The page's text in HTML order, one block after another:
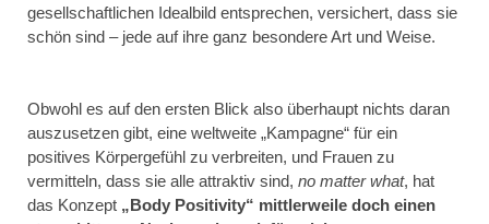
gesellschaftlichen Idealbild entsprechen, versichert, dass sie
schön sind – jede auf ihre ganz besondere Art und Weise.
Obwohl es auf den ersten Blick also überhaupt nichts daran
auszusetzen gibt, eine weltweite „Kampagne“ für ein
positives Körpergefühl zu verbreiten, und Frauen zu
vermitteln, dass sie alle attraktiv sind, no matter what, hat
das Konzept „Body Positivity“ mittlerweile doch einen